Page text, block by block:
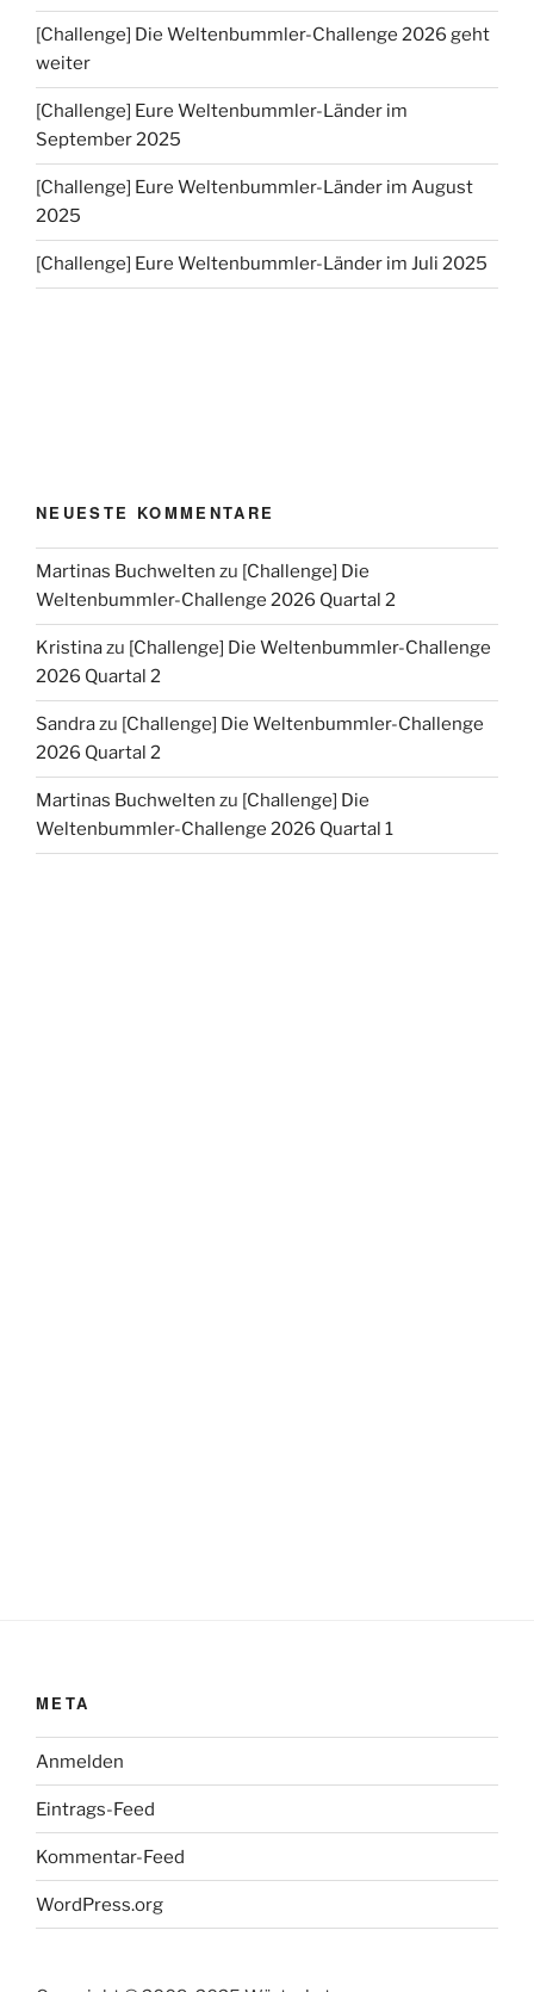
[Challenge] Die Weltenbummler-Challenge 2026 geht
weiter
[Challenge] Eure Weltenbummler-Länder im
September 2025
[Challenge] Eure Weltenbummler-Länder im August
2025
[Challenge] Eure Weltenbummler-Länder im Juli 2025
NEUESTE KOMMENTARE
Martinas Buchwelten zu [Challenge] Die
Weltenbummler-Challenge 2026 Quartal 2
Kristinazu [Challenge] Die Weltenbummler-Challenge
2026 Quartal 2
Sandrazu [Challenge] Die Weltenbummler-Challenge
2026 Quartal 2
Martinas Buchwelten zu [Challenge] Die
Weltenbummler-Challenge 2026 Quartal 1
META
Anmelden
Eintrags-Feed
Kommentar-Feed
WordPress.org